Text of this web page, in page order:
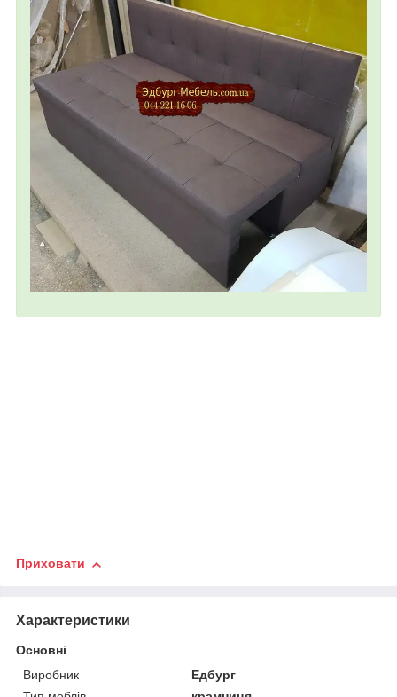
Приховати
Характеристики
Основні
Виробник
Едбург